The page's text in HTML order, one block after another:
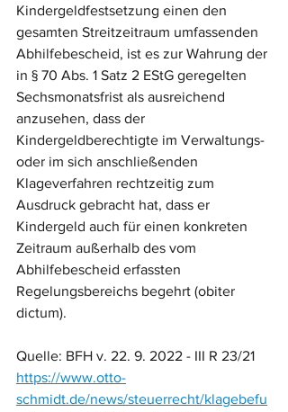
Kindergeldfestsetzung einen den
gesamten Streitzeitraum umfassenden
Abhilfebescheid, ist es zur Wahrung der
in § 70 Abs. 1 Satz 2 EStG geregelten
Sechsmonatsfrist als ausreichend
anzusehen, dass der
Kindergeldberechtigte im Verwaltungs-
oder im sich anschließenden
Klageverfahren rechtzeitig zum
Ausdruck gebracht hat, dass er
Kindergeld auch für einen konkreten
Zeitraum außerhalb des vom
Abhilfebescheid erfassten
Regelungsbereichs begehrt (obiter
dictum).
Quelle: BFH v. 22. 9. 2022 - III R 23/21
https://www.otto-
schmidt.de/news/steuerrecht/klagebefu